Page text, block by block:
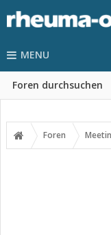
MENU
Foren durchsuchen
Foren